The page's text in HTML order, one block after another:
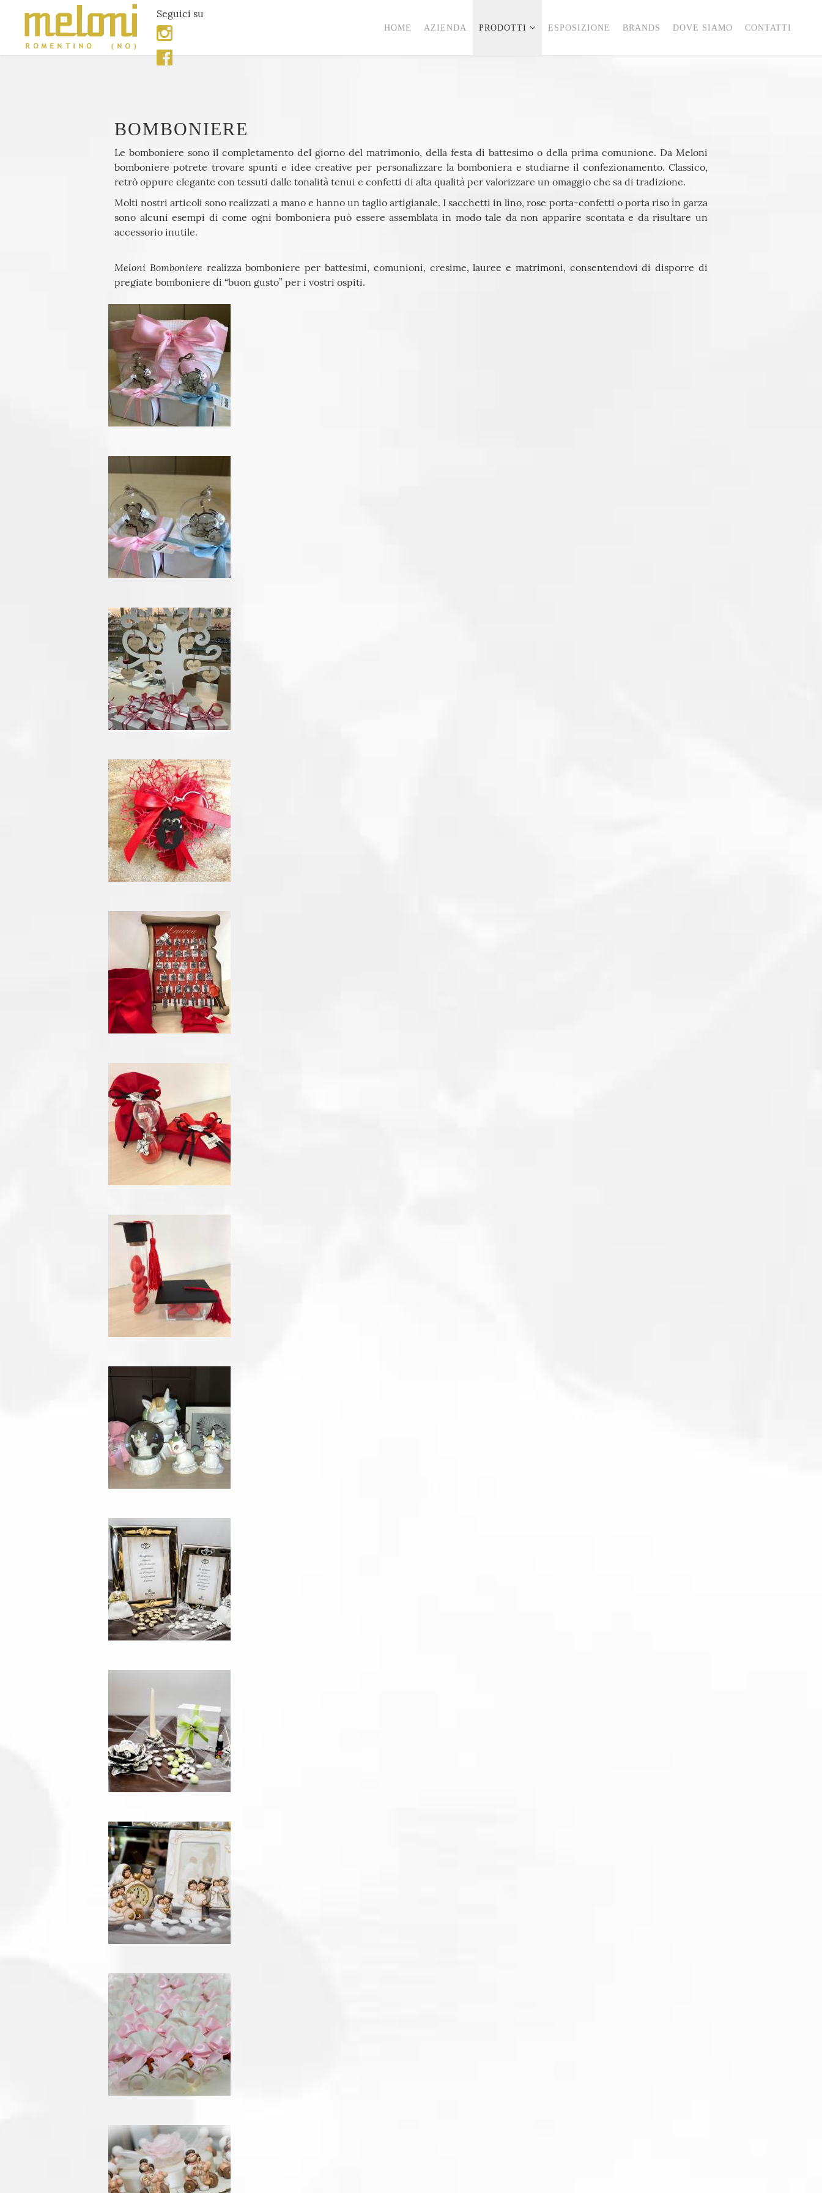
Seguici su
HOME AZIENDA PRODOTTI ESPOSIZIONE BRANDS DOVE SIAMO CONTATTI
BOMBONIERE
Le bomboniere sono il completamento del giorno del matrimonio, della festa di battesimo o della prima comunione. Da Meloni
bomboniere potrete trovare spunti e idee creative per personalizzare la bomboniera e studiarne il confezionamento. Classico,
retrò oppure elegante con tessuti dalle tonalità tenui e confetti di alta qualità per valorizzare un omaggio che sa di tradizione.
Molti nostri articoli sono realizzati a mano e hanno un taglio artigianale. I sacchetti in lino, rose porta-confetti o porta riso in garza
sono alcuni esempi di come ogni bomboniera può essere assemblata in modo tale da non apparire scontata e da risultare un
accessorio inutile.
Meloni Bomboniere realizza bomboniere per battesimi, comunioni, cresime, lauree e matrimoni, consentendovi di disporre di
pregiate bomboniere di “buon gusto” per i vostri ospiti.